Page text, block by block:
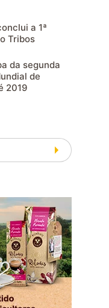
a 1ª
Tribos
da segunda
de
2019